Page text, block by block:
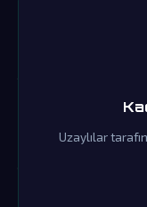
Uzaylılar